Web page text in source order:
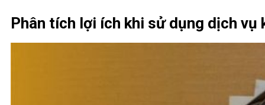
Phân tích lợi ích khi sử dụng dịch vụ